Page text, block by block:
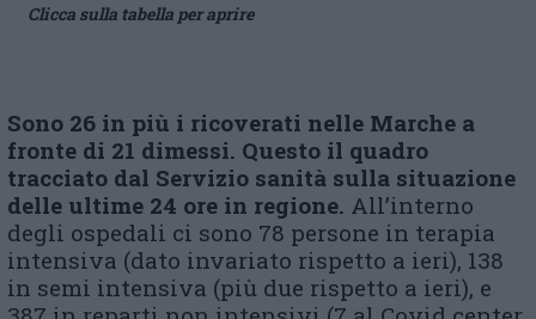
Clicca sulla tabella per aprire
Sono 26 in più i ricoverati nelle Marche a
fronte di 21 dimessi. Questo il quadro
tracciato dal Servizio sanità sulla situazione
delle ultime 24 ore in regione. All’interno
degli ospedali ci sono 78 persone in terapia
intensiva (dato invariato rispetto a ieri), 138
in semi intensiva (più due rispetto a ieri), e